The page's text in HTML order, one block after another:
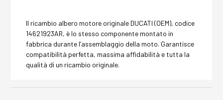
Il ricambio albero motore originale DUCATI (OEM), codice
14621923AR, è lo stesso componente montato in
fabbrica durante l’assemblaggio della moto. Garantisce
compatibilità perfetta, massima affidabilità e tutta la
qualità di un ricambio originale.